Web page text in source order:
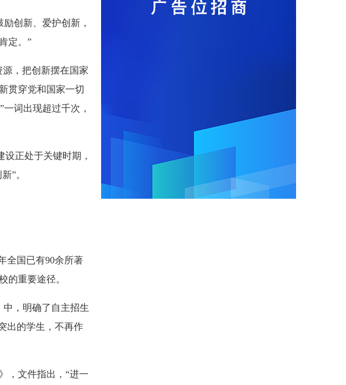
创新、爱护创新，
定。”
，把创新摆在国家
贯穿党和国家一切
词出现超过千次，
正处于关键时期，
”。
全国已有90余所著
的重要途径。
，明确了自主招生
出的学生，不再作
，文件指出，“进一